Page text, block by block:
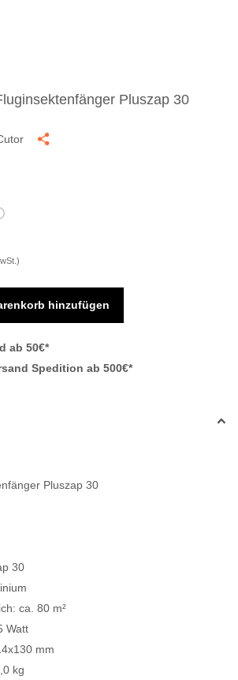
Pluszap 30
hinzufügen
ab 50€*
Spedition ab 500€*
Pluszap 30
30
ca. 80 m²
Watt
mm
kg